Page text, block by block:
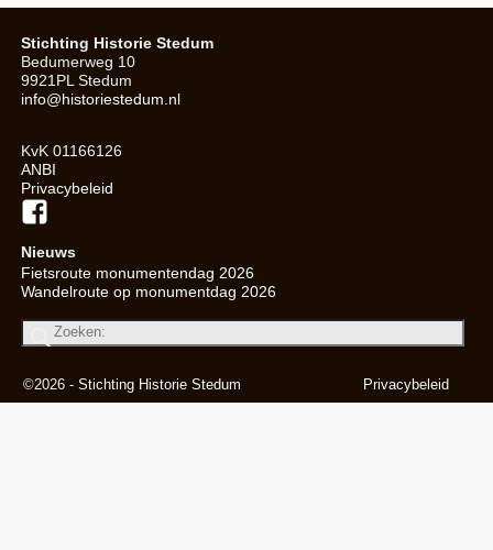
Stichting Historie Stedum
Bedumerweg 10
9921PL Stedum
info@historiestedum.nl
KvK 01166126
ANBI
Privacybeleid
Nieuws
Fietsroute monumentendag 2026
Wandelroute op monumentdag 2026
©2026 - Stichting Historie Stedum Privacybeleid